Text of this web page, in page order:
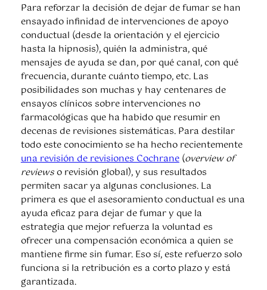
Para reforzar la decisión de dejar de fumar se han
ensayado infinidad de intervenciones de apoyo
conductual (desde la orientación y el ejercicio
hasta la hipnosis), quién la administra, qué
mensajes de ayuda se dan, por qué canal, con qué
frecuencia, durante cuánto tiempo, etc. Las
posibilidades son muchas y hay centenares de
ensayos clínicos sobre intervenciones no
farmacológicas que ha habido que resumir en
decenas de revisiones sistemáticas. Para destilar
todo este conocimiento se ha hecho recientemente
una revisión de revisiones Cochrane(overview of
reviewso revisión global), y sus resultados
permiten sacar ya algunas conclusiones. La
primera es que el asesoramiento conductual es una
ayuda eficaz para dejar de fumar y que la
estrategia que mejor refuerza la voluntad es
ofrecer una compensación económica a quien se
mantiene firme sin fumar. Eso sí, este refuerzo solo
funciona si la retribución es a corto plazo y está
garantizada.